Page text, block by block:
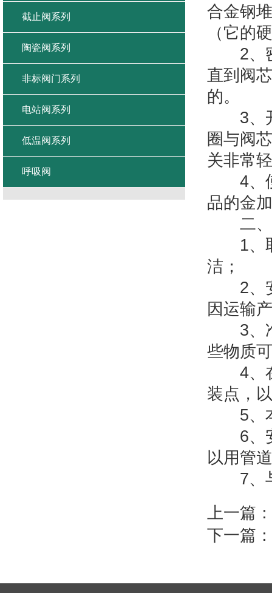
合金钢
（它的
2、密
直到阀
的。
3、开
圈与阀
关非常
4、使
品的金
二、
1、取
洁；
2、安
因运输
3、准
些物质
4、在
装点，
5、本
6、安
以用管
7、与
上一篇：
下一篇：
截止阀系列
陶瓷阀系列
非标阀门系列
电站阀系列
低温阀系列
呼吸阀